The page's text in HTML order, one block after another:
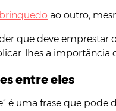
brinquedo ao outro,
que deve emprestar
lhes a
entre eles
é uma frase que pode